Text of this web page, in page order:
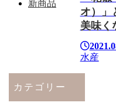
新商品
オ）」
美味く
水産
カテゴリー